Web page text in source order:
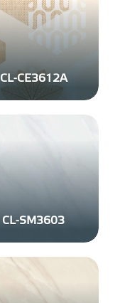
CL-CE3612A
CL-SM3603